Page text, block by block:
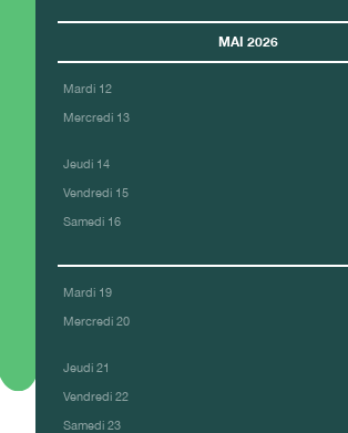
MAI 2026
Mardi 12
Mercredi 13
Jeudi 14
Vendredi 15
Samedi 16
Mardi 19
Mercredi 20
Jeudi 21
Vendredi 22
Samedi 23